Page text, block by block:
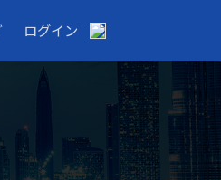
ログイン